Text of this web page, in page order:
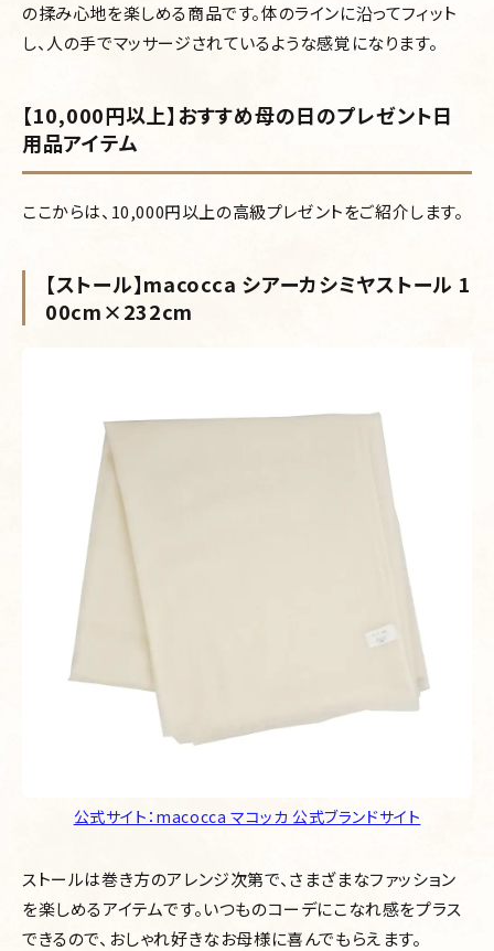
の揉み心地を楽しめる商品です。体のラインに沿ってフィット
し、人の手でマッサージされているような感覚になります。
【10,000円以上】おすすめ母の日のプレゼント日
用品アイテム
ここからは、10,000円以上の高級プレゼントをご紹介します。
【ストール】macocca シアーカシミヤストール 1
00cm×232cm
公式サイト：macocca マコッカ 公式ブランドサイト
ストールは巻き方のアレンジ次第で、さまざまなファッション
を楽しめるアイテムです。いつものコーデにこなれ感をプラス
できるので、おしゃれ好きなお母様に喜んでもらえます。